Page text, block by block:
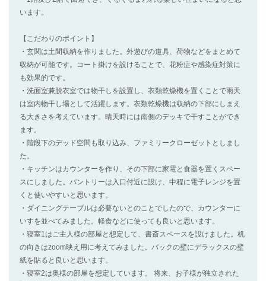
います。
【こだわりのポイント】
・玄関は土間収納を作りました。外遊びの道具、荷物などをまとめて
収納が可能です。コート掛けを設けることで、花粉症や感染症対策に
も効果的です。
・洗面室兼脱衣室では物干しを設置し、衣類乾燥機を置くことで雨天
は室内物干し場として活躍します。衣類乾燥機は収納の下部にしまえ
る大きさを考えています。晴天時には南側のデッキで干すことができ
ます。
・階段下のデッド空間も取り込み、ファミリークローゼットとしまし
た。
・キッチンはカウンターを作り、その下部に家電と食器を置くスペー
スにしました。パントリーは入口付近に設け、中程に電子レンジを置
くと使いやすいと思います。
・ダイニングテーブルは必要ないとのことでしたので、カウンターに
いすを並べてみました。軽食などに使っても良いと思います。
・寝室1はご主人様の部屋と想定して、書斎スペースを設けました。机
の向きはzoom映え用に考えてみました。バックの壁にデラックスの壁
紙を貼ると良いと思います。
・寝室2は奥様の部屋を想定しています。 将来、お子様が独立された